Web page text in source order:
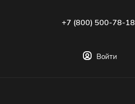
+7 (800) 500-78-18
Войти